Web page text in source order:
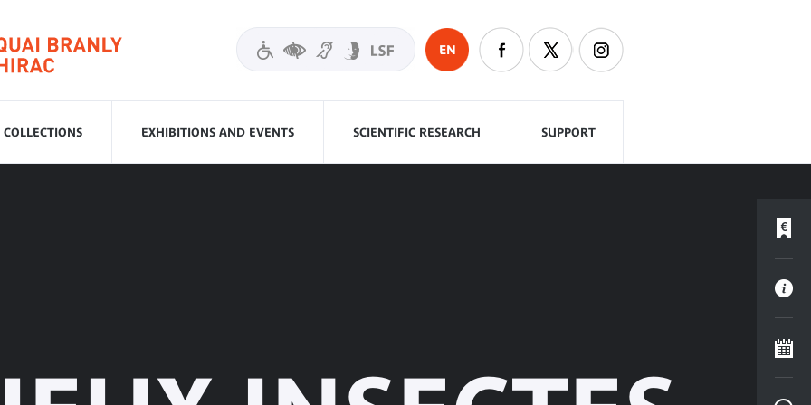
EN
COLLECTIONS EXHIBITIONS AND EVENTS SCIENTIFIC RESEARCH SUPPORT